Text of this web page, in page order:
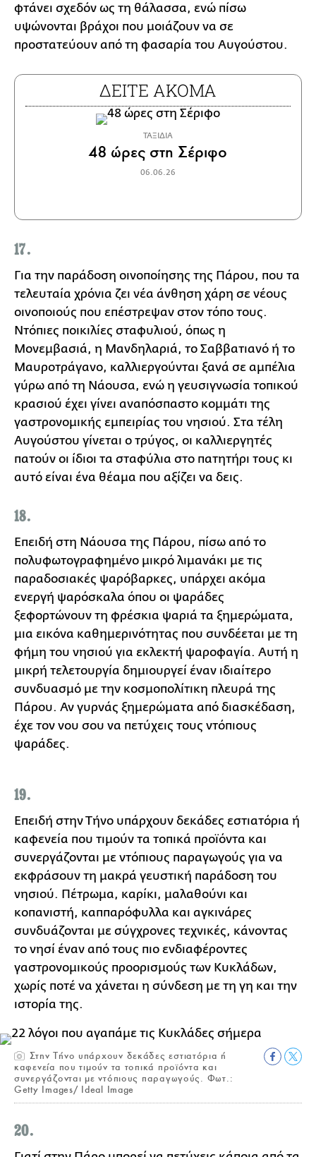
φτάνει σχεδόν ως τη θάλασσα, ενώ πίσω
υψώνονται βράχοι που μοιάζουν να σε
προστατεύουν από τη φασαρία του Αυγούστου.
ΔΕΙΤΕ ΑΚΟΜΑ
ΤΑΞΙΔΙΑ
48 ώρες στη Σέριφο
06.06.26
17.
Για την παράδοση οινοποίησης της Πάρου, που τα
τελευταία χρόνια ζει νέα άνθηση χάρη σε νέους
οινοποιούς που επέστρεψαν στον τόπο τους.
Ντόπιες ποικιλίες σταφυλιού, όπως η
Μονεμβασιά, η Μανδηλαριά, το Σαββατιανό ή το
Μαυροτράγανο, καλλιεργούνται ξανά σε αμπέλια
γύρω από τη Νάουσα, ενώ η γευσιγνωσία τοπικού
κρασιού έχει γίνει αναπόσπαστο κομμάτι της
γαστρονομικής εμπειρίας του νησιού. Στα τέλη
Αυγούστου γίνεται ο τρύγος, οι καλλιεργητές
πατούν οι ίδιοι τα σταφύλια στο πατητήρι τους κι
αυτό είναι ένα θέαμα που αξίζει να δεις.
18.
Επειδή στη Νάουσα της Πάρου, πίσω από το
πολυφωτογραφημένο μικρό λιμανάκι με τις
παραδοσιακές ψαρόβαρκες, υπάρχει ακόμα
ενεργή ψαρόσκαλα όπου οι ψαράδες
ξεφορτώνουν τη φρέσκια ψαριά τα ξημερώματα,
μια εικόνα καθημερινότητας που συνδέεται με τη
φήμη του νησιού για εκλεκτή ψαροφαγία. Αυτή η
μικρή τελετουργία δημιουργεί έναν ιδιαίτερο
συνδυασμό με την κοσμοπολίτικη πλευρά της
Πάρου. Αν γυρνάς ξημερώματα από διασκέδαση,
έχε τον νου σου να πετύχεις τους ντόπιους
ψαράδες.
19.
Επειδή στην Τήνο υπάρχουν δεκάδες εστιατόρια ή
καφενεία που τιμούν τα τοπικά προϊόντα και
συνεργάζονται με ντόπιους παραγωγούς για να
εκφράσουν τη μακρά γευστική παράδοση του
νησιού. Πέτρωμα, καρίκι, μαλαθούνι και
κοπανιστή, καππαρόφυλλα και αγκινάρες
συνδυάζονται με σύγχρονες τεχνικές, κάνοντας
το νησί έναν από τους πιο ενδιαφέροντες
γαστρονομικούς προορισμούς των Κυκλάδων,
χωρίς ποτέ να χάνεται η σύνδεση με τη γη και την
ιστορία της.
Στην Τήνο υπάρχουν δεκάδες εστιατόρια ή
καφενεία που τιμούν τα τοπικά προϊόντα και
συνεργάζονται με ντόπιους παραγωγούς. Φωτ.:
Getty Images/ Ideal Image
20.